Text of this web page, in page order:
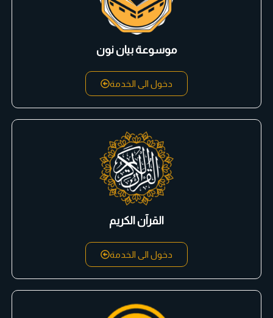
موسوعة بيان نون
دخول الى الخدمة
القرآن الكريم
دخول الى الخدمة